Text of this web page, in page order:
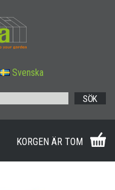
Svenska
SÖK
KORGEN ÄR TOM